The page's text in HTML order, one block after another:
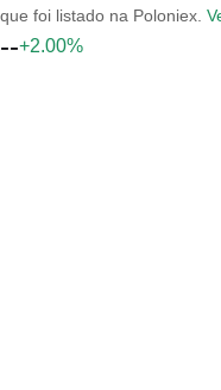
que foi listado na Poloniex.
--+2.00%